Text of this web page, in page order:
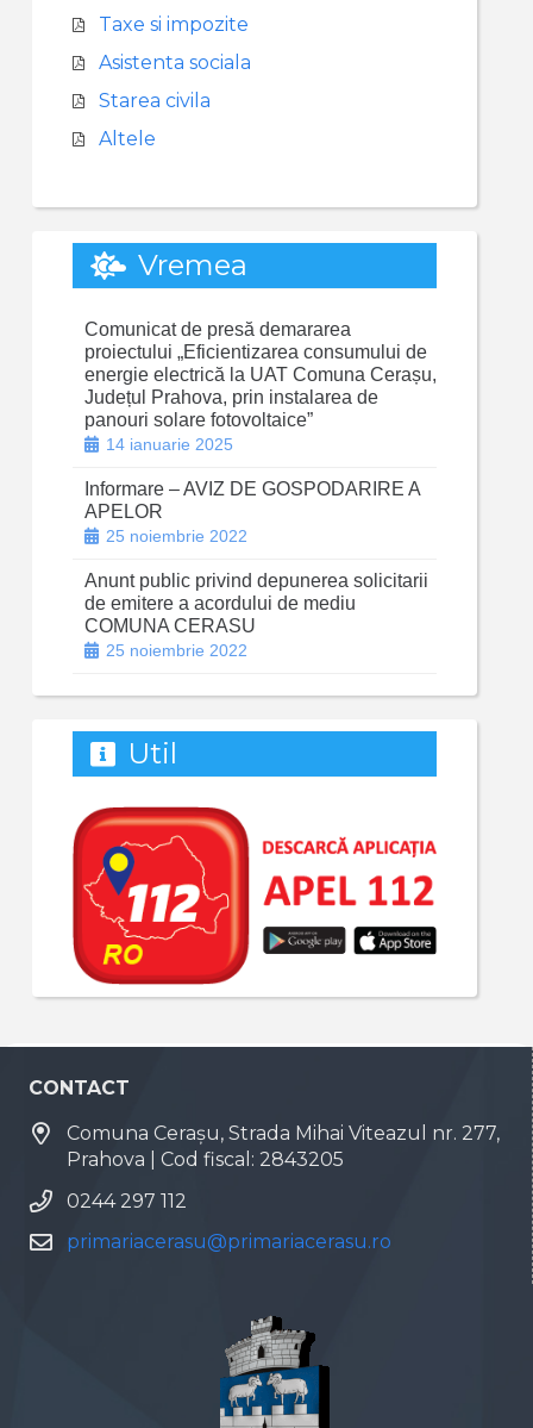
Taxe si impozite
Asistenta sociala
Starea civila
Altele
Vremea
Comunicat de presă demararea
proiectului „Eficientizarea consumului de
energie electrică la UAT Comuna Cerașu,
Județul Prahova, prin instalarea de
panouri solare fotovoltaice”
14 ianuarie 2025
Informare – AVIZ DE GOSPODARIRE A
APELOR
25 noiembrie 2022
Anunt public privind depunerea solicitarii
de emitere a acordului de mediu
COMUNA CERASU
25 noiembrie 2022
Util
CONTACT
Comuna Cerașu, Strada Mihai Viteazul nr. 277,
Prahova | Cod fiscal: 2843205
0244 297 112
primariacerasu@primariacerasu.ro